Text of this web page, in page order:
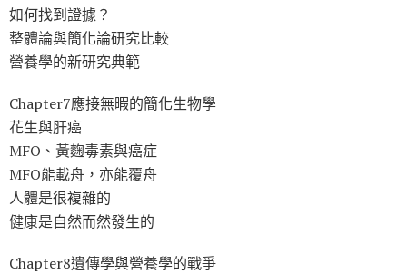
如何找到證據？
整體論與簡化論研究比較
營養學的新研究典範
Chapter7應接無暇的簡化生物學
花生與肝癌
MFO、黃麴毒素與癌症
MFO能載舟，亦能覆舟
人體是很複雜的
健康是自然而然發生的
Chapter8遺傳學與營養學的戰爭